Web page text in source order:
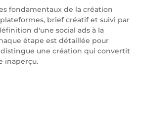
fondamentaux de la création
brief créatif et suivi par
d'une social ads à la
étape est détaillée pour
une création qui convertit
inaperçu.